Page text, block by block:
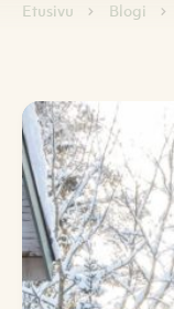
Navigoi
Etusivu
Blogi